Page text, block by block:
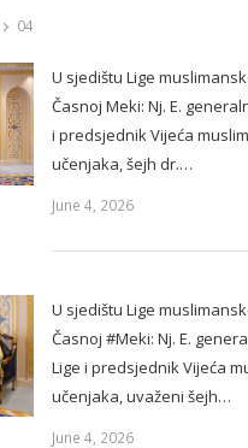
04
U sjedištu Lige
Časnoj Meki: Nj. E.
i predsjednik Vijeća
učenjaka, šejh dr.…
June 4, 2026
U sjedištu Lige
Časnoj #Meki: Nj. E.
Lige i predsjednik Vijeća
učenjaka, uvaženi šejh…
June 4, 2026